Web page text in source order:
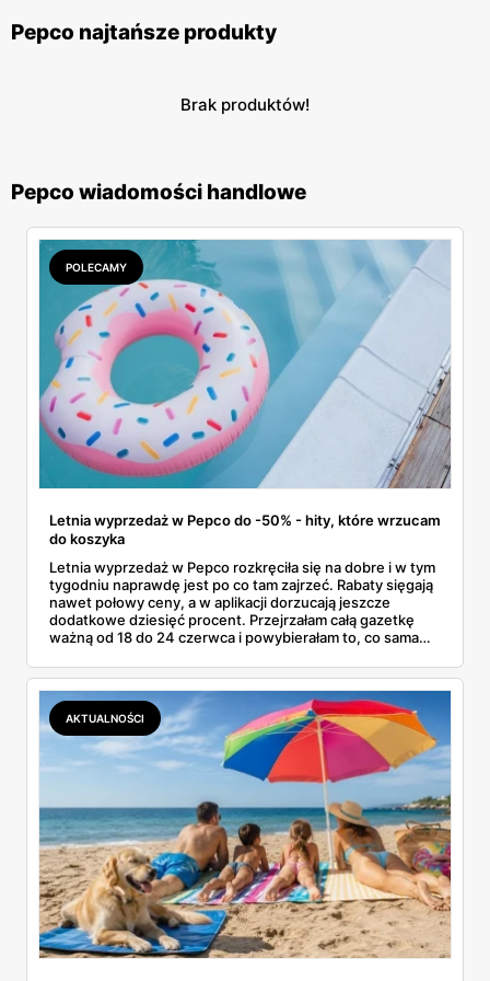
Pepco najtańsze produkty
Brak produktów!
Pepco wiadomości handlowe
POLECAMY
Letnia wyprzedaż w Pepco do -50% - hity, które wrzucam
do koszyka
Letnia wyprzedaż w Pepco rozkręciła się na dobre i w tym
tygodniu naprawdę jest po co tam zajrzeć. Rabaty sięgają
nawet połowy ceny, a w aplikacji dorzucają jeszcze
dodatkowe dziesięć procent. Przejrzałam całą gazetkę
ważną od 18 do 24 czerwca i powybierałam to, co sama
bawełniane ubranka dla dzieci, koszulki z bajkowymi
postaciami. Wszystko z jednej gazetki, bez biegania po
pół mieście.
AKTUALNOŚCI